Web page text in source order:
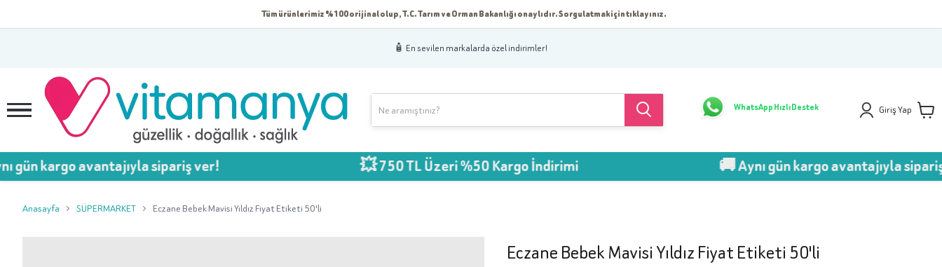
Tüm ürünlerimiz %100 orijinal olup, T.C. Tarım ve Orman Bakanlığı onaylıdır. Sorgulatmak için tıklayınız.
🧴 En sevilen markalarda özel indirimler!
WhatsApp Hızlı Destek Giriş Yap
avantajıyla sipariş ver! 💥 750 TL Üzeri %50 Kargo İndirimi 🚚 Aynı gün kargo avantajıyla sipariş ver!
Anasayfa SÜPERMARKET Eczane Bebek Mavisi Yıldız Fiyat Etiketi 50'li
Eczane Bebek Mavisi Yıldız Fiyat Etiketi 50'li